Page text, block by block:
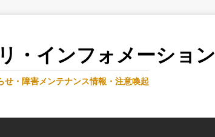
・インフォメーション
・障害メンテナンス情報・注意喚起